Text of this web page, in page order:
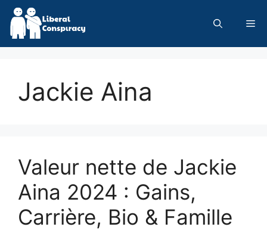
Skip
content
Jackie Aina
Valeur nette de Jackie
Aina 2024 : Gains,
Carrière, Bio & Famille